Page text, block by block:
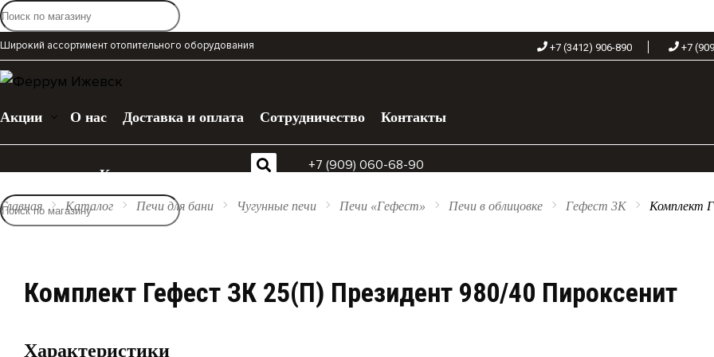
Широкий ассортимент отопительного оборудования +7 (3412) 906-890 +7
Акции
О нас Доставка и оплата Сотрудничество Контакты
Каталог
+7 (909) 060-68-90
Главная Каталог Печи для бани Чугунные печи Печи «Гефест» Печи в облицовке Гефест 3К Комплект
Комплект Гефест ЗК 25(П) Президент 980/40 Пироксенит
Характеристики